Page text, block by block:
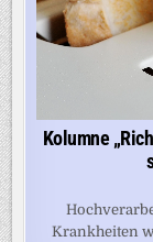
Kolumne
Krankheiten